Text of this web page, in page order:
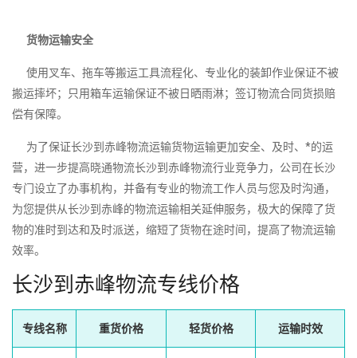
货物运输安全
使用叉车、拖车等搬运工具流程化、专业化的装卸作业保证不被
搬运摔坏；只用箱车运输保证不被日晒雨淋；签订物流合同货损赔
偿有保障。
为了保证长沙到赤峰物流运输货物运输更加安全、及时、*的运
营，进一步提高晓通物流长沙到赤峰物流行业竞争力，公司在长沙
专门设立了办事机构，并备有专业的物流工作人员与您及时沟通，
为您提供从长沙到赤峰的物流运输相关延伸服务，极大的保障了货
物的准时到达和及时派送，缩短了货物在途时间，提高了物流运输
效率。
长沙到赤峰物流专线价格
专线名称 重货价格 轻货价格 运输时效